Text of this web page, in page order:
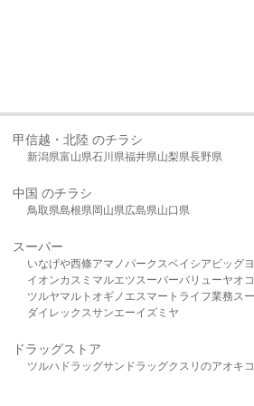
甲信越・北陸 のチラシ
新潟県富山県石川県福井県山梨県長野県
中国 のチラシ
鳥取県島根県岡山県広島県山口県
スーパー
いなげや西條アマノパークスベイシア ビッグ
イオンカスミ マルエツスーパーバリューヤオ
ツルヤマルト オギノ エスマート ライフ業務ス
ダイレックスサンエーイズミヤ
ドラッグストア
ツルハドラッグサンドラッグクスリのアオキ